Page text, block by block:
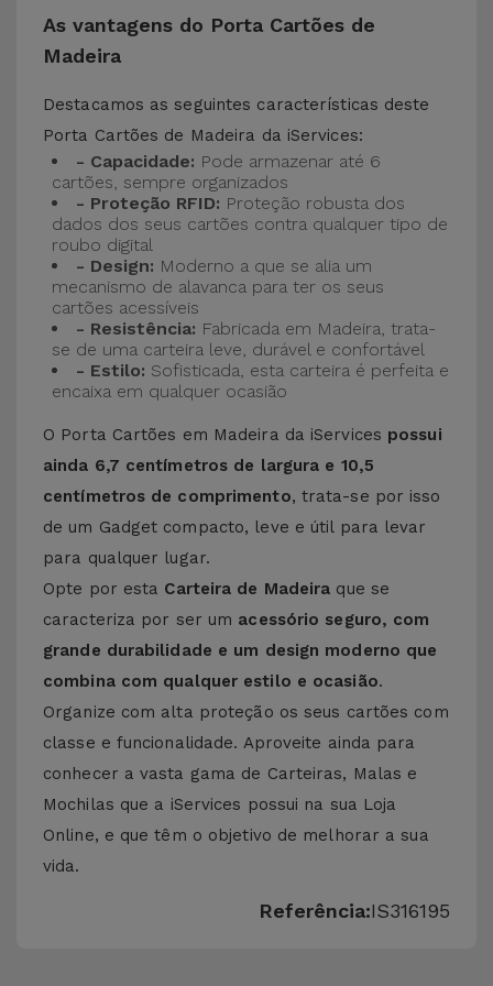
As vantagens do Porta Cartões de
Madeira
Destacamos as seguintes características deste
Porta Cartões de Madeira da iServices:
- Capacidade: Pode armazenar até 6
cartões, sempre organizados
- Proteção RFID: Proteção robusta dos
dados dos seus cartões contra qualquer tipo de
roubo digital
- Design: Moderno a que se alia um
mecanismo de alavanca para ter os seus
cartões acessíveis
- Resistência: Fabricada em Madeira, trata-
se de uma carteira leve, durável e confortável
- Estilo: Sofisticada, esta carteira é perfeita e
encaixa em qualquer ocasião
O Porta Cartões em Madeira da iServices possui
ainda 6,7 centímetros de largura e 10,5
centímetros de comprimento, trata-se por isso
de um Gadget compacto, leve e útil para levar
para qualquer lugar.
Opte por esta Carteira de Madeira que se
caracteriza por ser um acessório seguro, com
grande durabilidade e um design moderno que
combina com qualquer estilo e ocasião.
Organize com alta proteção os seus cartões com
classe e funcionalidade. Aproveite ainda para
conhecer a vasta gama de Carteiras, Malas e
Mochilas que a iServices possui na sua Loja
Online, e que têm o objetivo de melhorar a sua
vida.
Referência:IS316195